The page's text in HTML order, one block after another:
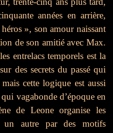
années en arrière,
», son amour naissant
de son amitié avec Max.
entrelacs temporels est la
des secrets du passé qui
cette logique est aussi
vagabonde d’époque en
de Leone organise les
un autre par des motifs